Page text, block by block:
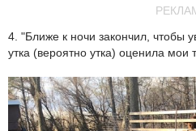
4. "Ближе к ночи закончил, чтобы
утка (вероятно утка) оценила мои